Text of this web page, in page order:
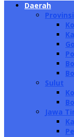
Daerah
Sulut
Jawa